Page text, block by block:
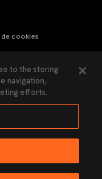
de cookies
Privacidad
sin el permiso del Valencia
to the storing
navigation,
efforts.